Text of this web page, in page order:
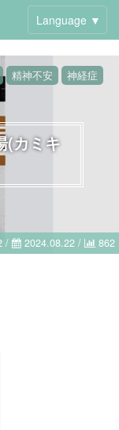
Language ▼
精神不安
神経症
(カミキ
/ 2024.08.22 / 862